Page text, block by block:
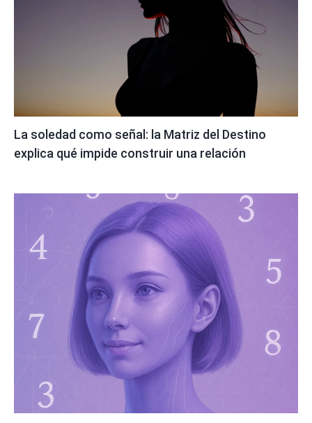
La soledad como señal: la Matriz del Destino
explica qué impide construir una relación